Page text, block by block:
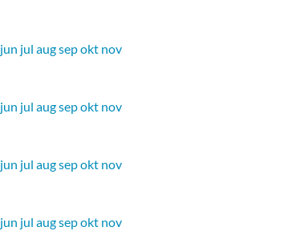
jun jul augsepokt nov
jun jul augsepokt nov
jun jul augsepokt nov
jun jul augsepokt nov